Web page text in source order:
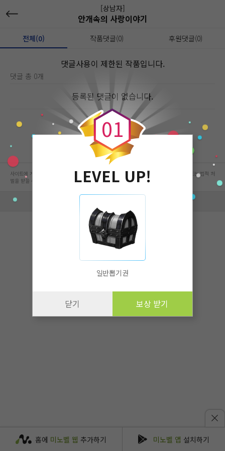
[상남자]
안개속의 사랑이야기
전체(0) 작품댓글(0) 후원댓글(0)
댓글사용이 제한된 작품입니다.
댓글 총 0개
등록된 댓글이 없습니다.
0
0
1
LEVEL UP!
일반뽑기권
닫기 보상 받기
홈에 미노벨 웹 추가하기 미노벨 앱 설치하기
사이트에 게시된 컨텐츠는 저작권자의 권리가 있는 컨텐츠로서 무단 복제, 전송, 수정, 배포는 법적 처
벌을 받을 수 있습니다.